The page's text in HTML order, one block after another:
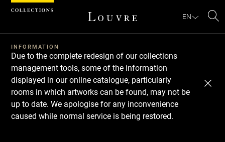
EN
INFORMATION
Due to the complete redesign of our collections
management tools, some of the information
displayed in our online catalogue, particularly
rooms in which artworks can be found, may not be
up to date. We apologise for any inconvenience
caused while normal service is being restored.
Cookies management panel